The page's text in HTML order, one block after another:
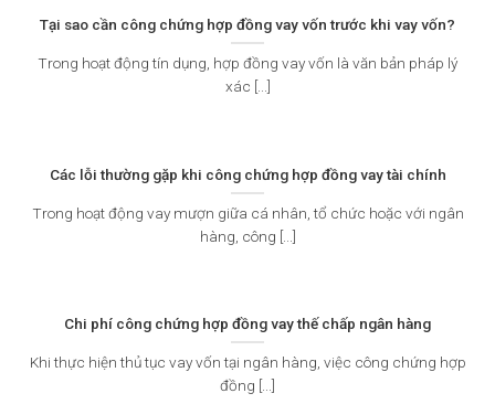
Tại sao cần công chứng hợp đồng vay vốn trước khi vay vốn?
Trong hoạt động tín dụng, hợp đồng vay vốn là văn bản pháp lý
xác [...]
Các lỗi thường gặp khi công chứng hợp đồng vay tài chính
Trong hoạt động vay mượn giữa cá nhân, tổ chức hoặc với ngân
hàng, công [...]
Chi phí công chứng hợp đồng vay thế chấp ngân hàng
Khi thực hiện thủ tục vay vốn tại ngân hàng, việc công chứng hợp
đồng [...]